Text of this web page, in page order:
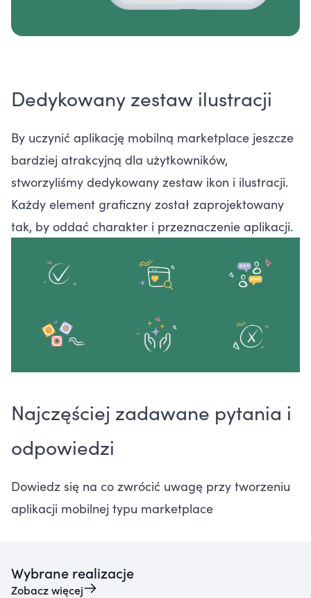
Dedykowany zestaw ilustracji
By uczynić aplikację mobilną marketplace jeszcze
bardziej atrakcyjną dla użytkowników,
stworzyliśmy dedykowany zestaw ikon i ilustracji.
Każdy element graficzny został zaprojektowany
tak, by oddać charakter i przeznaczenie aplikacji.
Najczęściej zadawane pytania i
odpowiedzi
Dowiedz się na co zwrócić uwagę przy tworzeniu
aplikacji mobilnej typu marketplace
Wybrane realizacje
Zobacz więcej